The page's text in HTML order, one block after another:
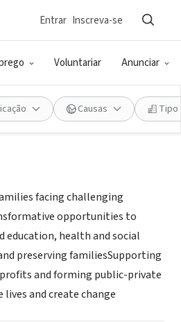
Voluntariar Anunciar
Entrar Inscreva-se
Causas Tipo
Rales and Ruth
facing challenging
opportunities to
education, health and social
preserving familiesSupporting
and forming public-private
and create change